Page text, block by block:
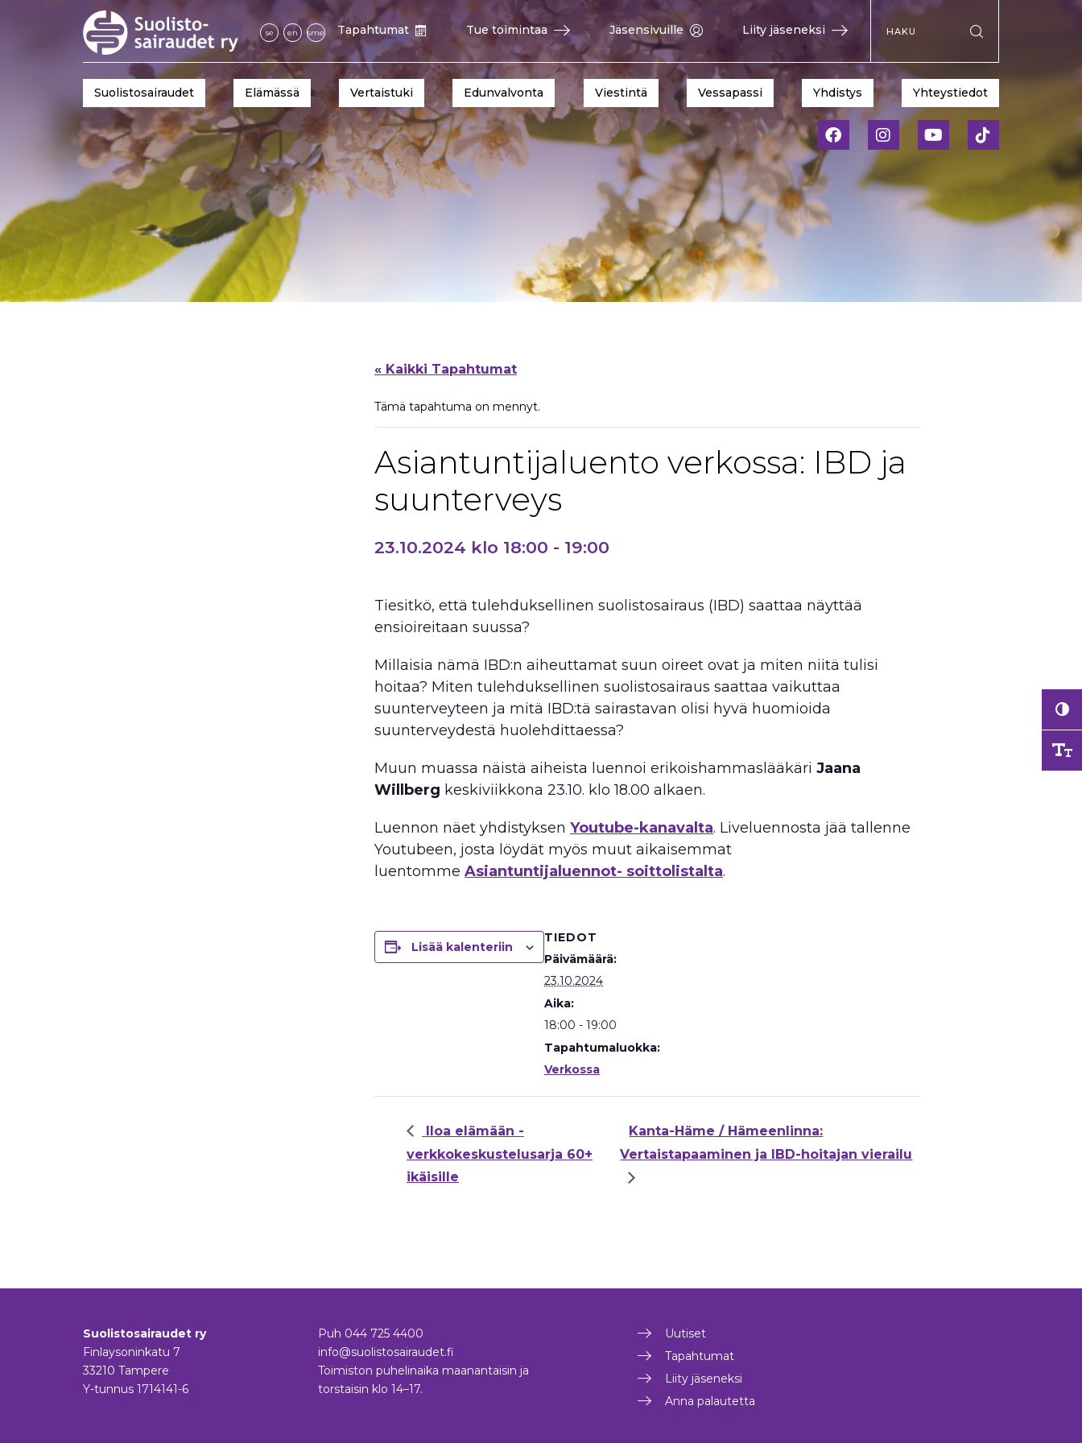
se en sme Tapahtumat Tue toimintaa Jäsensivuille Liity jäseneksi
Hae sivustolta
Suolistosairaudet Elämässä Vertaistuki Edunvalvonta Viestintä Vessapassi Yhdistys Yhteystiedot
« Kaikki Tapahtumat
Tämä tapahtuma on mennyt.
Asiantuntijaluento verkossa: IBD ja
suunterveys
23.10.2024 klo 18:00 - 19:00
Tiesitkö, että tulehduksellinen suolistosairaus (IBD) saattaa näyttää
ensioireitaan suussa?
Millaisia nämä IBD:n aiheuttamat suun oireet ovat ja miten niitä tulisi
hoitaa? Miten tulehduksellinen suolistosairaus saattaa vaikuttaa
suunterveyteen ja mitä IBD:tä sairastavan olisi hyvä huomioida
suunterveydestä huolehdittaessa?
Muun muassa näistä aiheista luennoi erikoishammaslääkäri Jaana
Willberg keskiviikkona 23.10. klo 18.00 alkaen.
Luennon näet yhdistyksen Youtube-kanavalta. Liveluennosta jää tallenne
Youtubeen, josta löydät myös muut aikaisemmat
luentomme Asiantuntijaluennot- soittolistalta.
Lisää kalenteriin
TIEDOT
Päivämäärä:
23.10.2024
Aika:
18:00 - 19:00
Tapahtumaluokka:
Verkossa
Iloa elämään -
verkkokeskustelusarja 60+
ikäisille
Kanta-Häme / Hämeenlinna:
Vertaistapaaminen ja IBD-hoitajan vierailu
Suolistosairaudet ry
Finlaysoninkatu 7
33210 Tampere
Y-tunnus 1714141-6
Puh 044 725 4400
info@suolistosairaudet.fi
Toimiston puhelinaika maanantaisin ja
torstaisin klo 14–17.
Uutiset
Tapahtumat
Liity jäseneksi
Anna palautetta